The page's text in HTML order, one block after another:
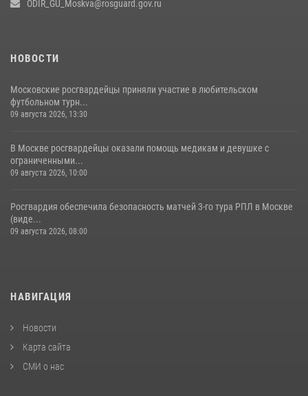
ODIR_GU_Moskva@rosguard.gov.ru
НОВОСТИ
Московские росгвардейцы приняли участие в любительском
футбольном турн...
09 августа 2026, 13:30
В Москве росгвардейцы оказали помощь медикам и девушке с
ограниченными...
09 августа 2026, 10:00
Росгвардия обеспечила безопасность матчей 3-го тура РПЛ в Москве
(виде...
09 августа 2026, 08:00
НАВИГАЦИЯ
Новости
Карта сайта
СМИ о нас